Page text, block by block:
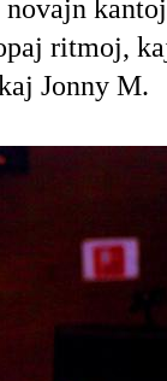
ritmoj,
Jonny M.